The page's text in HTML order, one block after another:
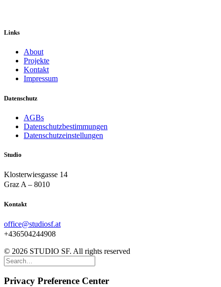
Links
About
Projekte
Kontakt
Impressum
Datenschutz
AGBs
Datenschutzbestimmungen
Datenschutzeinstellungen
Studio
Klosterwiesgasse 14
Graz A – 8010
Kontakt
office@studiosf.at
+436504244908
© 2026 STUDIO SF. All rights reserved
Privacy Preference Center